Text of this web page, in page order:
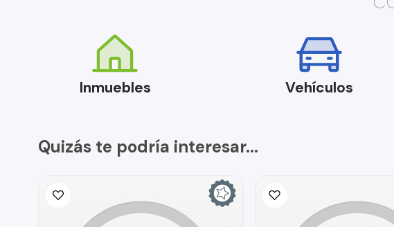
Inmuebles Vehículos
Quizás te podría interesar...